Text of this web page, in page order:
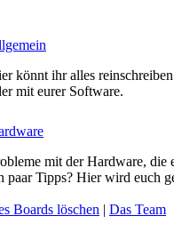
könnt ihr alles
mit eurer Software.
mit der Hardware, die
paar Tipps? Hier wird euch
Boards löschen | Das Team